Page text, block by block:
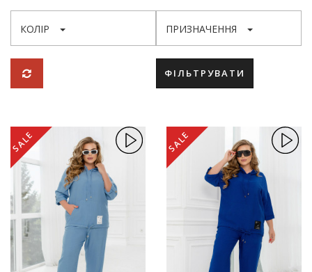
КОЛІР ПРИЗНАЧЕННЯ
ФІЛЬТРУВАТИ
SALE SALE